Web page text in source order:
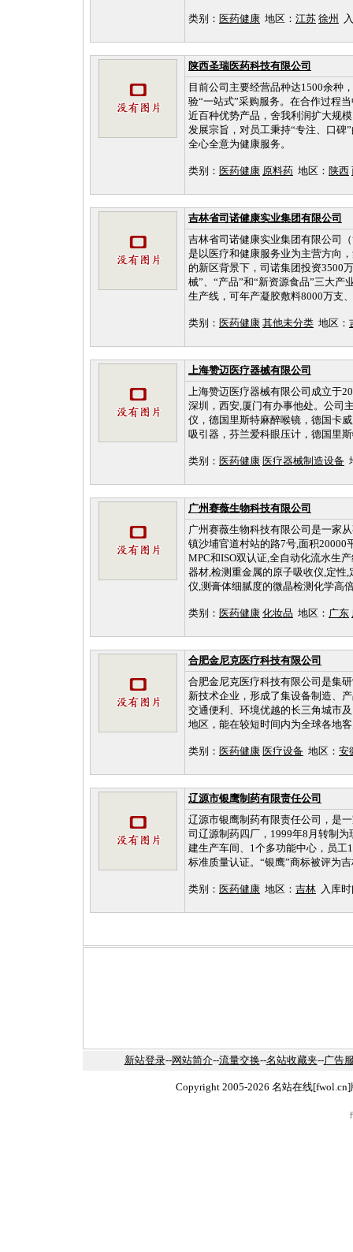
类别： 医药健康 地区： 江苏 徐州
陕西圣瑞医药科技有限公司
目前公司主要经营品种达1500余种
验“一站式”采购服务。在合作过程
近百种优势产品，舍我利润扩大规
发展宗旨，对员工秉持“专注、口碑
全心全意为健康服务。
类别： 医药健康 原料药 地区： 陕西
吉林省司诺健康实业集团有限公司
吉林省司诺健康实业集团有限公司
是以医疗和健康服务业为主营方向
的新区背景下，司诺集团投资3500
械”、“产品”和“新资源食品”三大
生产线，可年产凝胶敷料8000万支
类别： 医药健康 其他未分类 地区：
上海赞迈医疗器械有限公司
上海赞迈医疗器械有限公司成立于
深圳，西安,厦门有办事他处。公司
仪，德国里斯特麻醉喉镜，德国卡
吸引器，芬兰爱科眼压计，德国里
类别： 医药健康 医疗器械制造设备
广州赛薇生物科技有限公司
广州赛薇生物科技有限公司是一家
镇沙埔官道村站的路7号,面积20000
MPC和ISO双认证,全自动化流水生
器材,检测重金属的原子吸收仪,定性
仪,测膏体细腻度的微晶检测化学高
类别： 医药健康 化妆品 地区： 广东
合肥金尼克医疗科技有限公司
合肥金尼克医疗科技有限公司是集
新技术企业，形成了集设备制造、
交通便利、环境优越的长三角城市
地区，能在较短时间内为全球各地
类别： 医药健康 医疗设备 地区： 安
辽源市银鹰制药有限责任公司
辽源市银鹰制药有限责任公司，是
司辽源制药四厂，1999年8月转制
建生产车间、1个多功能中心，员工
标准质量认证。“银鹰”商标被评为
类别： 医药健康 地区： 吉林 入库
新站登录--网站简介--流量交换--名站收藏夹--广告
Copyright 2005-2026 名站在线